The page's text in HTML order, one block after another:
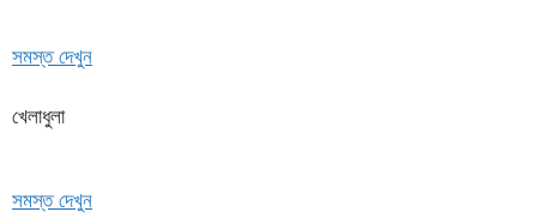
সমস্ত দেখুন
খেলাধুলা
সমস্ত দেখুন